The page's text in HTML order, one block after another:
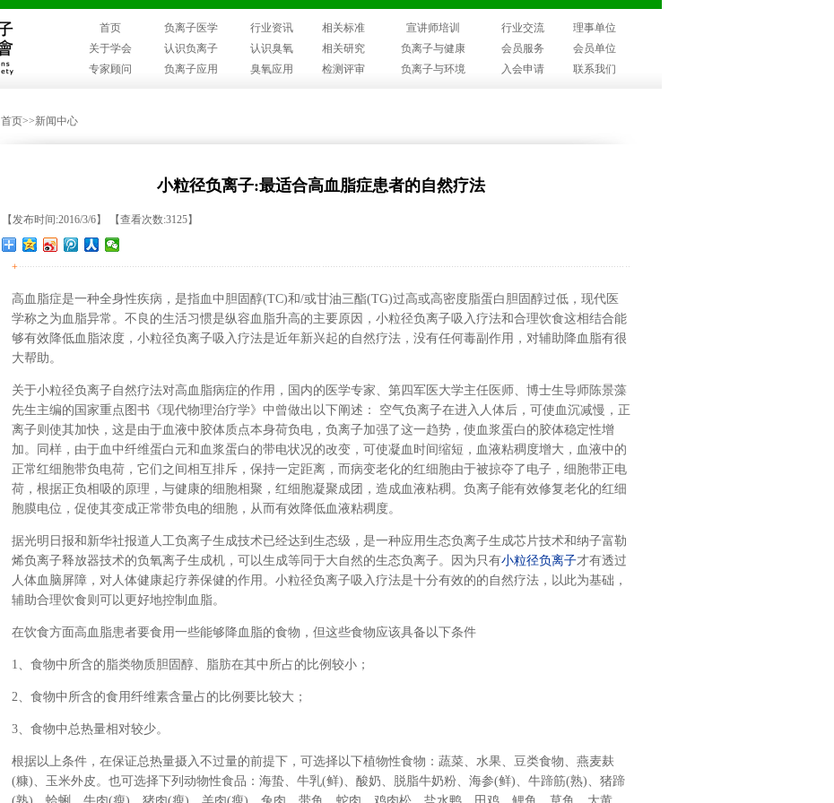
首页 负离子医学 行业资讯 相关标准 宣讲师培训 行业交流
理事单位
关于学会
认识负离子 认识臭氧 相关研究 负离子与健康 会员服务
会员单位
专家顾问
负离子应用 臭氧应用 检测评审 负离子与环境 入会申请 联系我们
首页>>新闻中心
小粒径负离子:最适合高血脂症患者的自然疗法
【发布时间:2016/3/6】 【查看次数:3125】
+
高血脂症是一种全身性疾病，是指血中胆固醇(TC)和/或甘油三酯(TG)过高或高密度脂蛋白胆固醇过低，现代医
学称之为血脂异常。不良的生活习惯是纵容血脂升高的主要原因，小粒径负离子吸入疗法和合理饮食这相结合能
够有效降低血脂浓度，小粒径负离子吸入疗法是近年新兴起的自然疗法，没有任何毒副作用，对辅助降血脂有很
大帮助。
关于小粒径负离子自然疗法对高血脂病症的作用，国内的医学专家、第四军医大学主任医师、博士生导师陈景藻
先生主编的国家重点图书《现代物理治疗学》中曾做出以下阐述： 空气负离子在进入人体后，可使血沉减慢，正
离子则使其加快，这是由于血液中胶体质点本身荷负电，负离子加强了这一趋势，使血浆蛋白的胶体稳定性增
加。同样，由于血中纤维蛋白元和血浆蛋白的带电状况的改变，可使凝血时间缩短，血液粘稠度增大，血液中的
正常红细胞带负电荷，它们之间相互排斥，保持一定距离，而病变老化的红细胞由于被掠夺了电子，细胞带正电
荷，根据正负相吸的原理，与健康的细胞相聚，红细胞凝聚成团，造成血液粘稠。负离子能有效修复老化的红细
胞膜电位，促使其变成正常带负电的细胞，从而有效降低血液粘稠度。
据光明日报和新华社报道人工负离子生成技术已经达到生态级，是一种应用生态负离子生成芯片技术和纳子富勒
烯负离子释放器技术的负氧离子生成机，可以生成等同于大自然的生态负离子。因为只有小粒径负离子才有透过
人体血脑屏障，对人体健康起疗养保健的作用。小粒径负离子吸入疗法是十分有效的的自然疗法，以此为基础，
辅助合理饮食则可以更好地控制血脂。
在饮食方面高血脂患者要食用一些能够降血脂的食物，但这些食物应该具备以下条件
1、食物中所含的脂类物质胆固醇、脂肪在其中所占的比例较小；
2、食物中所含的食用纤维素含量占的比例要比较大；
3、食物中总热量相对较少。
根据以上条件，在保证总热量摄入不过量的前提下，可选择以下植物性食物：蔬菜、水果、豆类食物、燕麦麸
(糠)、玉米外皮。也可选择下列动物性食品：海蛰、牛乳(鲜)、酸奶、脱脂牛奶粉、海参(鲜)、牛蹄筋(熟)、猪蹄